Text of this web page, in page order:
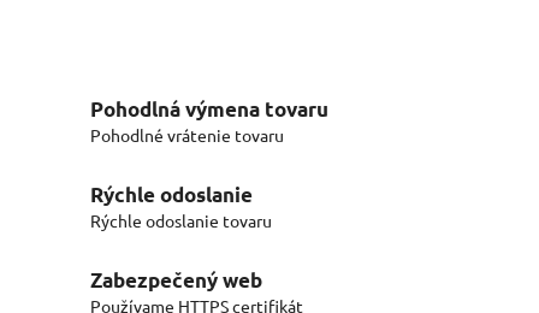
Pohodlná výmena tovaru
Pohodlné vrátenie tovaru
Rýchle odoslanie
Rýchle odoslanie tovaru
Zabezpečený web
Používame HTTPS certifikát